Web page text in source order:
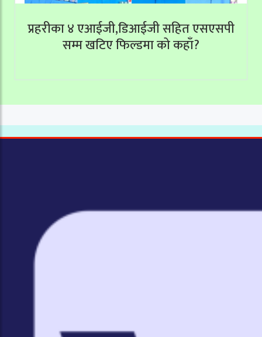
प्रहरीका ४ एआईजी,डिआईजी सहित एसएसपी
सम्म खटिए फिल्डमा को कहाँ?